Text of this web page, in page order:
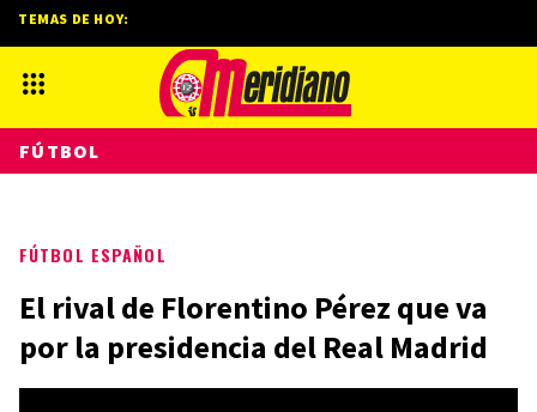
FÚTBOL ESPAÑOL
El rival de Florentino Pérez que va
por la presidencia del Real Madrid
TEMAS DE HOY:
FÚTBOL